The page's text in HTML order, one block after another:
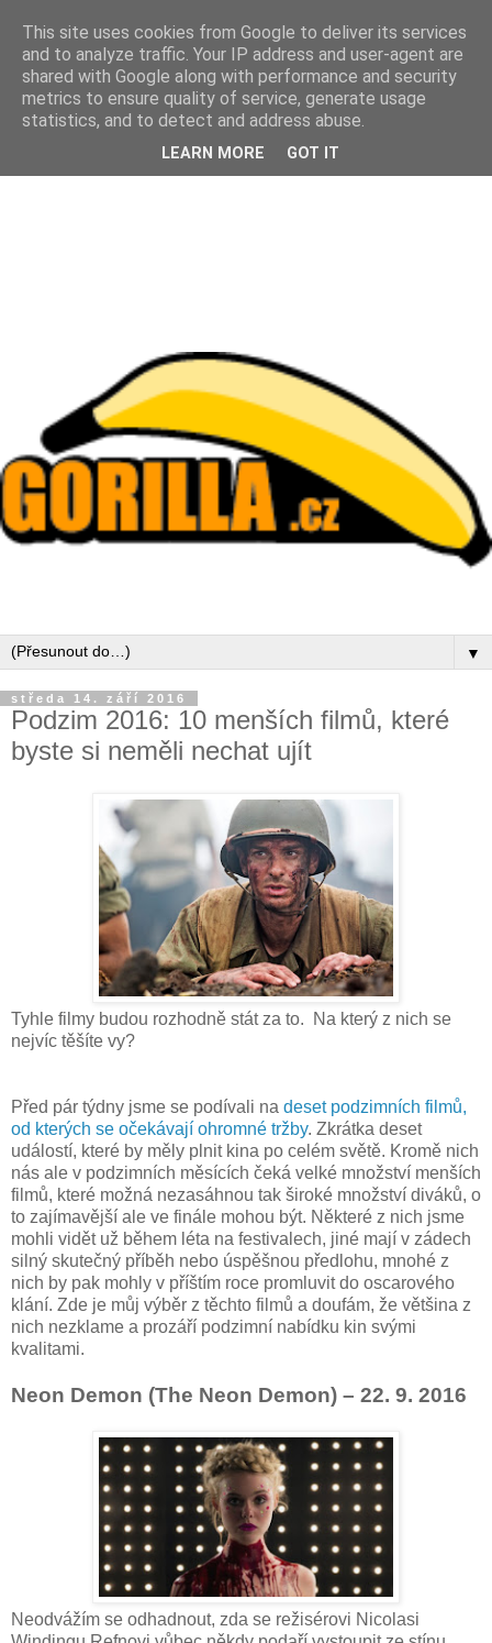
▼
středa 14. září 2016
Podzim 2016: 10 menších filmů, které
byste si neměli nechat ujít
Tyhle filmy budou rozhodně stát za to. Na který z nich se
nejvíc těšíte vy?
Před pár týdny jsme se podívali na deset podzimních filmů,
od kterých se očekávají ohromné tržby. Zkrátka deset
událostí, které by měly plnit kina po celém světě. Kromě nich
nás ale v podzimních měsících čeká velké množství menších
filmů, které možná nezasáhnou tak široké množství diváků, o
to zajímavější ale ve finále mohou být. Některé z nich jsme
mohli vidět už během léta na festivalech, jiné mají v zádech
silný skutečný příběh nebo úspěšnou předlohu, mnohé z
nich by pak mohly v příštím roce promluvit do oscarového
klání. Zde je můj výběr z těchto filmů a doufám, že většina z
nich nezklame a prozáří podzimní nabídku kin svými
kvalitami.
Neon Demon (The Neon Demon) – 22. 9. 2016
Neodvážím se odhadnout, zda se režisérovi Nicolasi
This site uses cookies from Google to deliver its services
and to analyze traffic. Your IP address and user-agent are
shared with Google along with performance and security
metrics to ensure quality of service, generate usage
statistics, and to detect and address abuse.
LEARN MORE GOT IT